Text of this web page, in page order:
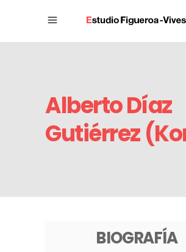
Alberto Díaz
Gutiérrez
BIOGRAFÍA